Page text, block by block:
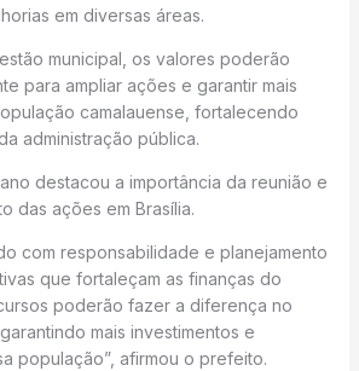
em diversas áreas.
municipal, os valores poderão
para ampliar ações e garantir mais
camalauense, fortalecendo
administração pública.
destacou a importância da reunião e
das ações em Brasília.
com responsabilidade e planejamento
que fortaleçam as finanças do
poderão fazer a diferença no
mais investimentos e
população”, afirmou o prefeito.